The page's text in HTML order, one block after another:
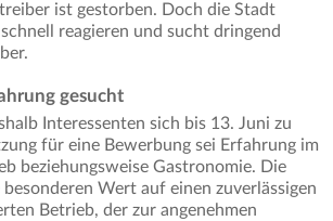
ist gestorben. Doch die Stadt
reagieren und sucht dringend
gesucht
Interessenten sich bis 13. Juni zu
für eine Bewerbung sei Erfahrung im
beziehungsweise Gastronomie. Die
Wert auf einen zuverlässigen
Betrieb, der zur angenehmen